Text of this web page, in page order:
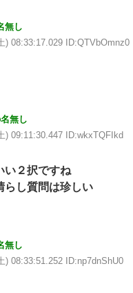
無し
) 08:33:17.029 ID:QTVbOmnz0
無し
) 09:11:30.447 ID:wkxTQFIkd
い２択ですね
らし質問は珍しい
無し
) 08:33:51.252 ID:np7dnShU0